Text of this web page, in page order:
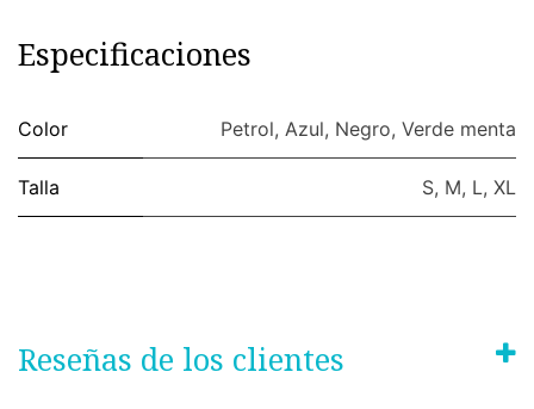
Especificaciones
Color Petrol, Azul, Negro, Verde menta
Talla S, M, L, XL
Reseñas de los clientes